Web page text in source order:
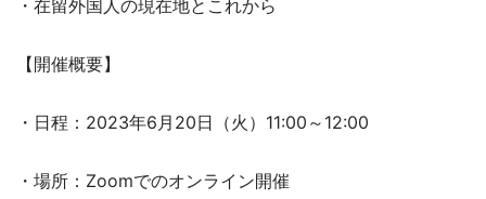
・在留外国人の現在地とこれから
【開催概要】
・日程：2023年6月20日（火）11:00～12:00
・場所：Zoomでのオンライン開催